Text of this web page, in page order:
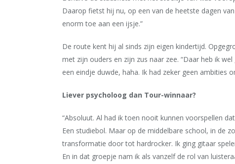
Daarop fietst hij nu, op een van de heetste dagen
enorm toe aan een ijsje.”
De route kent hij al sinds zijn eigen kindertijd.
met zijn ouders en zijn zus naar zee. “Daar heb ik
een eindje duwde, haha. Ik had zeker geen ambities
Liever psycholoog dan Tour-winnaar?
“Absoluut. Al had ik toen nooit kunnen voorspellen
Een studiebol. Maar op de middelbare school, in de
transformatie door tot hardrocker. Ik ging gitaar
En in dat groepje nam ik als vanzelf de rol van